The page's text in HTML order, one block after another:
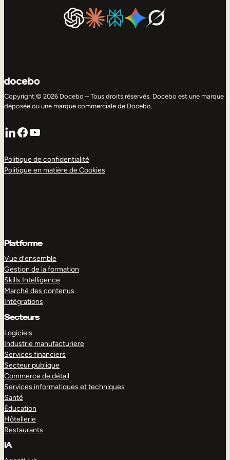
Copyright © 2026 Docebo – Tous droits réservés. Docebo est une marque
déposée ou une marque commerciale de Docebo.
LinkedIn
Facebook
YouTube
Politique de confidentialité
Politique en matière de Cookies
Platforme
Vue d’ensemble
Gestion de la formation
Skills Intelligence
Marché des contenus
Intégrations
Secteurs
Logiciels
Industrie manufacturiere
Services financiers
Secteur publique
Commerce de détail
Services informatiques et techniques
Santé
Éducation
Hôtellerie
Restaurants
IA